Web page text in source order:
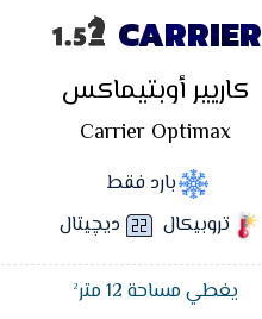
CARRIER
كاريير أوبتيماكس
Carrier Optimax
بارد فقط
تروبيكال
ديچيتال
يغطي مساحة 12 متر²